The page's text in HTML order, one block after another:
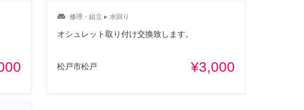
weekend 修理・組立 ▸ 水回り
オシュレット取り付け交換致します。
松戸市松戸 ¥3,000